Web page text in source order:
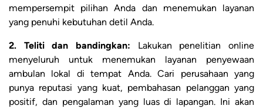
mempersempit pilihan Anda dan menemukan layanan
yang penuhi kebutuhan detil Anda.
2. Teliti dan bandingkan: Lakukan penelitian online
menyeluruh untuk menemukan layanan penyewaan
ambulan lokal di tempat Anda. Cari perusahaan yang
punya reputasi yang kuat, pembahasan pelanggan yang
positif, dan pengalaman yang luas di lapangan. Ini akan